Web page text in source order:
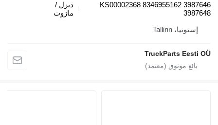
KS00002368 8346955162
ديزل /
مازوت
إستونيا، Tallinn
TruckParts Eesti